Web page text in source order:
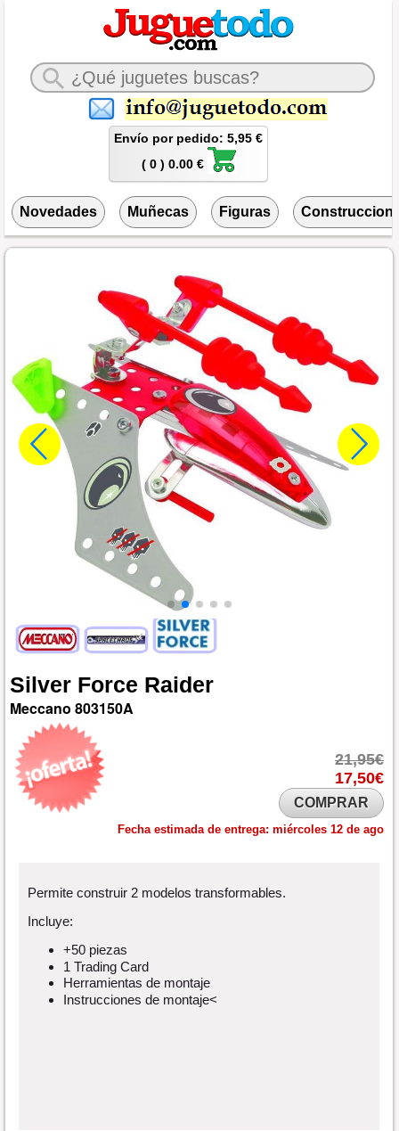
Envío por pedido: 5,95 €
( 0 ) 0.00 €
Novedades Muñecas Figuras
Silver Force Raider
Meccano 803150A
21,95€
17,50€
COMPRAR
Fecha estimada de entrega: miércoles 12 de ago
Permite construir 2 modelos transformables.
Incluye:
+50 piezas
1 Trading Card
Herramientas de montaje
Instrucciones de montaje<